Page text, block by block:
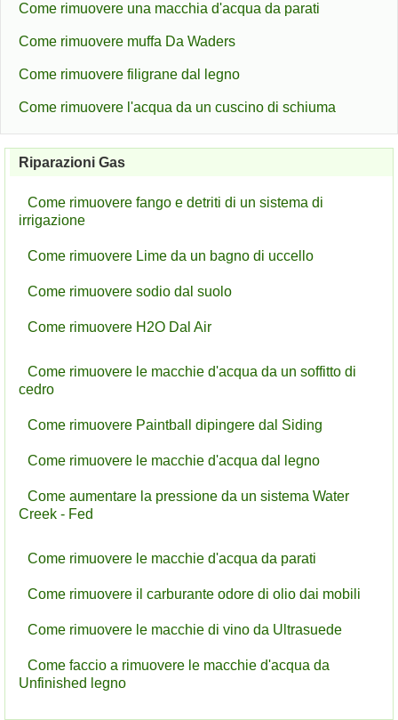
Come rimuovere una macchia d'acqua da parati
Come rimuovere muffa Da Waders
Come rimuovere filigrane dal legno
Come rimuovere l'acqua da un cuscino di schiuma
Riparazioni Gas
Come rimuovere fango e detriti di un sistema di
irrigazione
Come rimuovere Lime da un bagno di uccello
Come rimuovere sodio dal suolo
Come rimuovere H2O Dal Air
Come rimuovere le macchie d'acqua da un soffitto di
cedro
Come rimuovere Paintball dipingere dal Siding
Come rimuovere le macchie d'acqua dal legno
Come aumentare la pressione da un sistema Water
Creek - Fed
Come rimuovere le macchie d'acqua da parati
Come rimuovere il carburante odore di olio dai mobili
Come rimuovere le macchie di vino da Ultrasuede
Come faccio a rimuovere le macchie d'acqua da
Unfinished legno